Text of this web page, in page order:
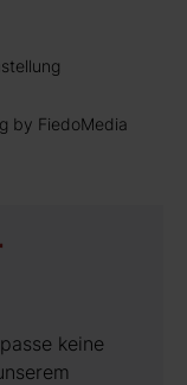
by FiedoMedia
keine